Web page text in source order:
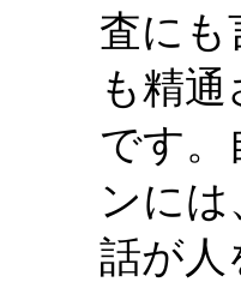
査にも
も精
です
ンに
話が人